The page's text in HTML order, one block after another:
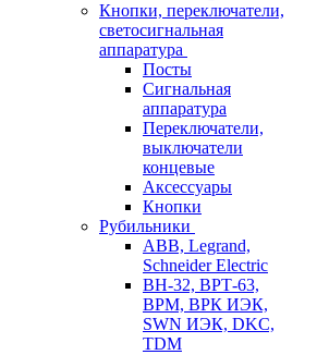
Кнопки, переключатели,
светосигнальная
аппаратура
Посты
Cигнальная
аппаратура
Переключатели,
выключатели
концевые
Аксессуары
Кнопки
Рубильники
ABB, Legrand,
Schneider Electric
ВН-32, ВРТ-63,
ВРМ, ВРК ИЭК,
SWN ИЭК, DKC,
TDM